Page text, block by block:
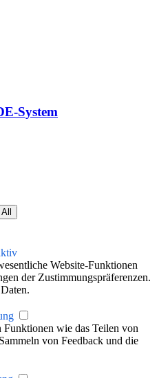
System
Website-Funktionen
der Zustimmungspräferenzen.
wie das Teilen von
von Feedback und die